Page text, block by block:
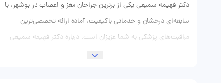
دکتر فهیمه سمیعی یکی از برترین جراحان مغز و اعصاب در بوشهر، با
سابقه‌ای درخشان و خدماتی باکیفیت، آماده ارائه تخصصی‌ترین
مراقبت‌های پزشکی به شما عزیزان است. درباره دکتر فهیمه سمیعی
دکتر فهیمه سمیعی پس از گذراندن تحصیلات پزشکی خود در